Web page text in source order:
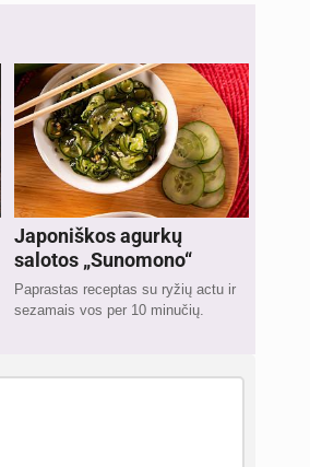
Japoniškos agurkų
salotos „Sunomono“
Paprastas receptas su ryžių actu ir
sezamais vos per 10 minučių.